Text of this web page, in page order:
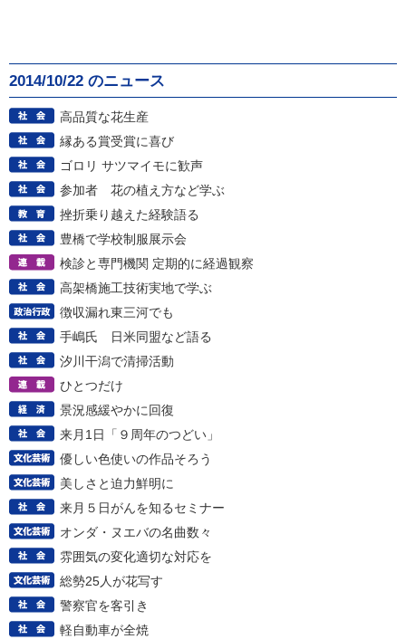
2014/10/22 のニュース
高品質な花生産
縁ある賞受賞に喜び
ゴロリ サツマイモに歓声
参加者 花の植え方など学ぶ
挫折乗り越えた経験語る
豊橋で学校制服展示会
検診と専門機関 定期的に経過観察
高架橋施工技術実地で学ぶ
徴収漏れ東三河でも
手嶋氏 日米同盟など語る
汐川干潟で清掃活動
ひとつだけ
景況感緩やかに回復
来月1日「９周年のつどい」
優しい色使いの作品そろう
美しさと迫力鮮明に
来月５日がんを知るセミナー
オンダ・ヌエバの名曲数々
雰囲気の変化適切な対応を
総勢25人が花写す
警察官を客引き
軽自動車が全焼